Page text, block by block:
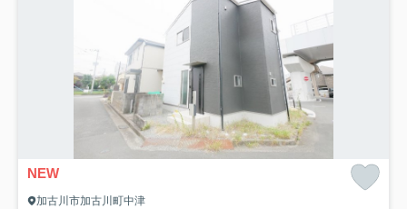
NEW
加古川市加古川町中津